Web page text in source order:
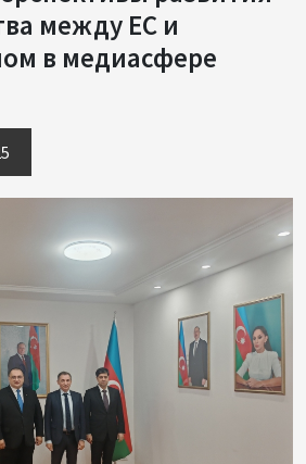
между ЕС и
в медиасфере